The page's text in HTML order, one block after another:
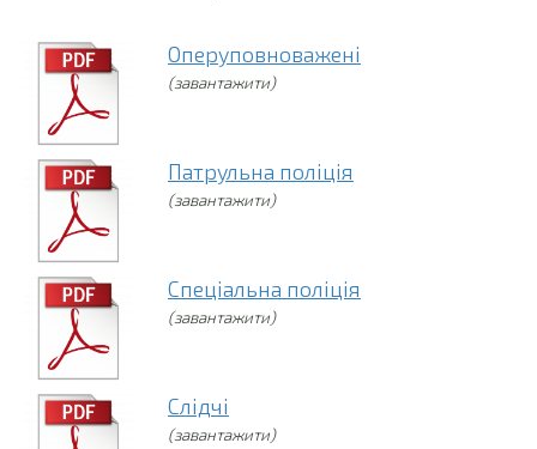
Оперуповноважені
(завантажити)
Патрульна поліція
(завантажити)
Спеціальна поліція
(завантажити)
Слідчі
(завантажити)